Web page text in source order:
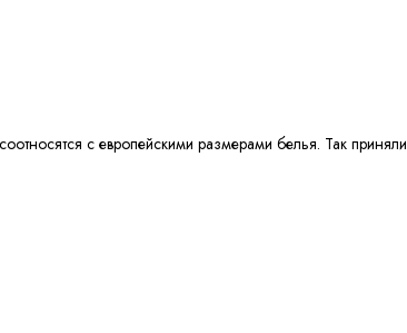
с европейскими размерами белья. Так приняли
заказ!